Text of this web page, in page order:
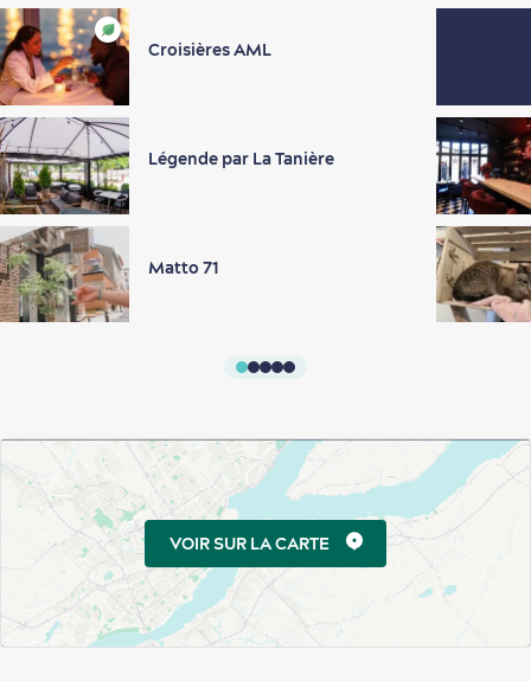
Croisières AML
Légende par La Tanière
Matto 71
VOIR SUR LA CARTE